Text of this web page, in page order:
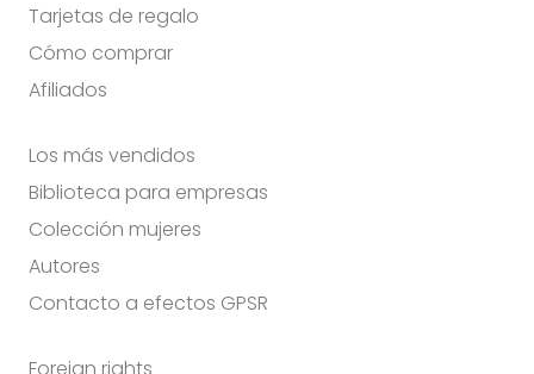
Tarjetas de regalo
Cómo comprar
Afiliados
Los más vendidos
Biblioteca para empresas
Colección mujeres
Autores
Contacto a efectos GPSR
Foreign rights